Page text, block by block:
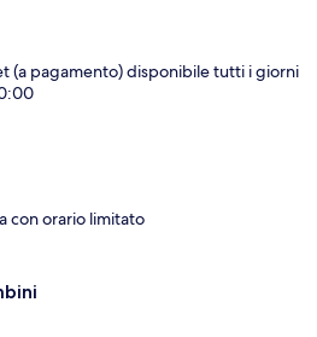
(a pagamento) disponibile tutti i giorni
con orario limitato